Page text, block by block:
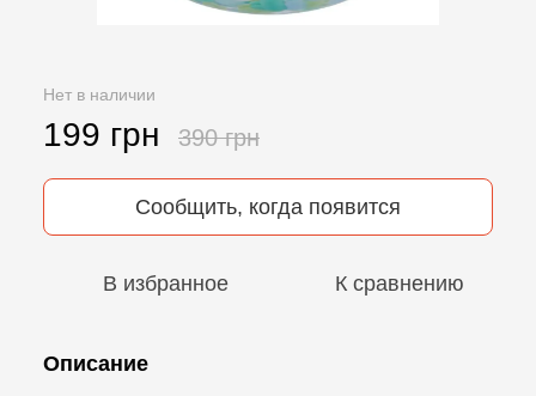
Нет в наличии
199 грн 390 грн
Сообщить, когда появится
В избранное К сравнению
Описание